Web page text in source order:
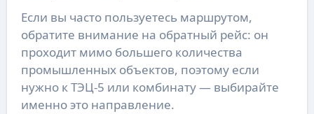
Если вы часто пользуетесь маршрутом,
обратите внимание на обратный рейс: он
проходит мимо большего количества
промышленных объектов, поэтому если
нужно к ТЭЦ-5 или комбинату — выбирайте
именно это направление.